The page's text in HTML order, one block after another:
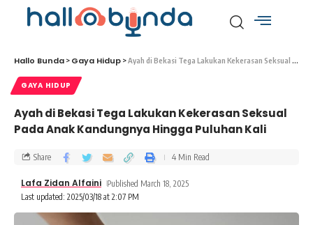
Hallo Bunda > Gaya Hidup >Ayah di Bekasi Tega Lakukan Kekerasan Seksual Pada Anak Kandungnya Hingga Puluhan Kali
GAYA HIDUP
Ayah di Bekasi Tega Lakukan Kekerasan Seksual
Pada Anak Kandungnya Hingga Puluhan Kali
Last updated: 2025/03/18 at 2:07 PM
Lafa Zidan Alfaini Published March 18, 2025
Share 4 Min Read